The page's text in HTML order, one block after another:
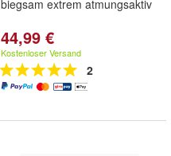
biegsam extrem atmungsaktiv
44,99 €
Kostenloser Versand
2